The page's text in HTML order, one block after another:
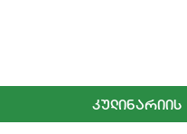
ᲙᲣᲚᲘᲜᲐᲠᲘᲘᲡ